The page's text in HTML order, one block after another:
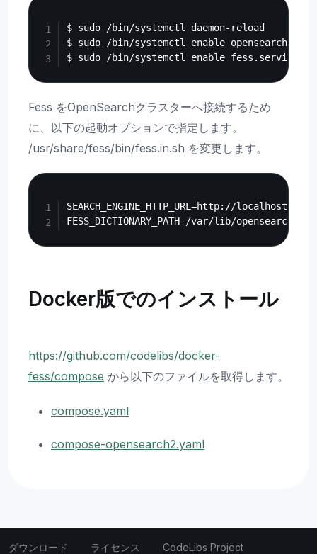
$ sudo /bin/systemctl daemon-reload
$ sudo /bin/systemctl enable
Fess をOpenSearchクラスターへ接続するため
に、以下の起動オプションで指定します。
/usr/share/fess/bin/fess.in.sh を変更します。
SEARCH_ENGINE_HTTP_URL=http://localhost:9200
Docker版でのインストール
https://github.com/codelibs/docker-
fess/compose から以下のファイルを取得します。
compose.yaml
compose-opensearch2.yaml
ダウンロード ライセンス CodeLibs Project